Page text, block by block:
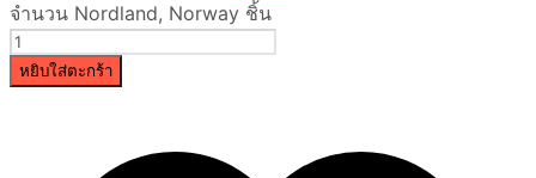
จำนวน Nordland, Norway ชิ้น
หยิบใส่ตะกร้า